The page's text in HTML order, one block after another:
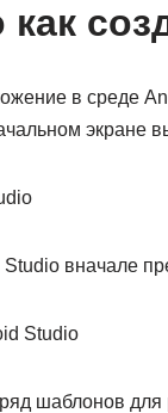
в среде
экране
вначале
шаблонов